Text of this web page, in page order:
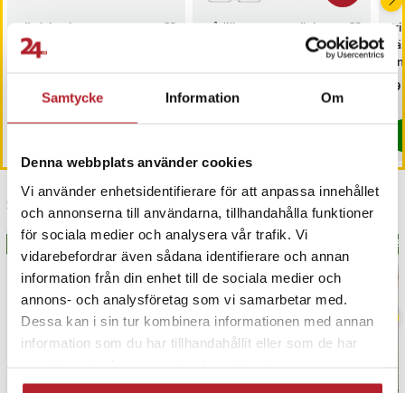
Samtycke Information Om
Denna webbplats använder cookies
Vi använder enhetsidentifierare för att anpassa innehållet
och annonserna till användarna, tillhandahålla funktioner
för sociala medier och analysera vår trafik. Vi
vidarebefordrar även sådana identifierare och annan
information från din enhet till de sociala medier och
annons- och analysföretag som vi samarbetar med.
Dessa kan i sin tur kombinera informationen med annan
information som du har tillhandahållit eller som de har
Artikelnummer
Värdebevis
Hotellövernattning
1 500 kr
1 500 kr
I lager, levereras inom 1-2 vardagar
Trådlösa LED-spotlights
6-pack / pucklampor
med fjärrkontroll / dimbar
Nuvarande pris
199 krTidigare pris 299 kr
199 kr
I lager, levereras inom 1-2 vardagar
Senast besökta
BÄSTSÄLJARE BÄSTSÄLJARE